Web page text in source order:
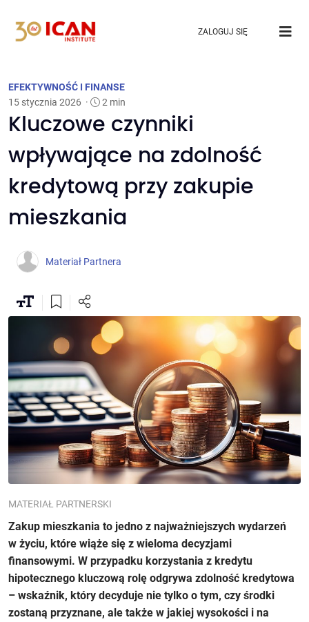
ZALOGUJ SIĘ
EFEKTYWNOŚĆ I FINANSE
15 stycznia 2026 · 2 min
Kluczowe czynniki
wpływające na zdolność
kredytową przy zakupie
mieszkania
Materiał Partnera
MATERIAŁ PARTNERSKI
Zakup mieszkania to jedno z najważniejszych wydarzeń
w życiu, które wiąże się z wieloma decyzjami
finansowymi. W przypadku korzystania z kredytu
hipotecznego kluczową rolę odgrywa zdolność kredytowa
– wskaźnik, który decyduje nie tylko o tym, czy środki
zostaną przyznane, ale także w jakiej wysokości i na